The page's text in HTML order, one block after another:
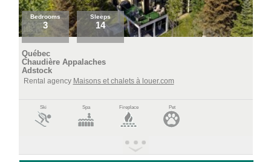
Bedrooms
3
Sleeps
14
Québec
Chaudière Appalaches
Adstock
Rental agency Maisons et chalets à louer.com
Ski Spa Fireplace Pet